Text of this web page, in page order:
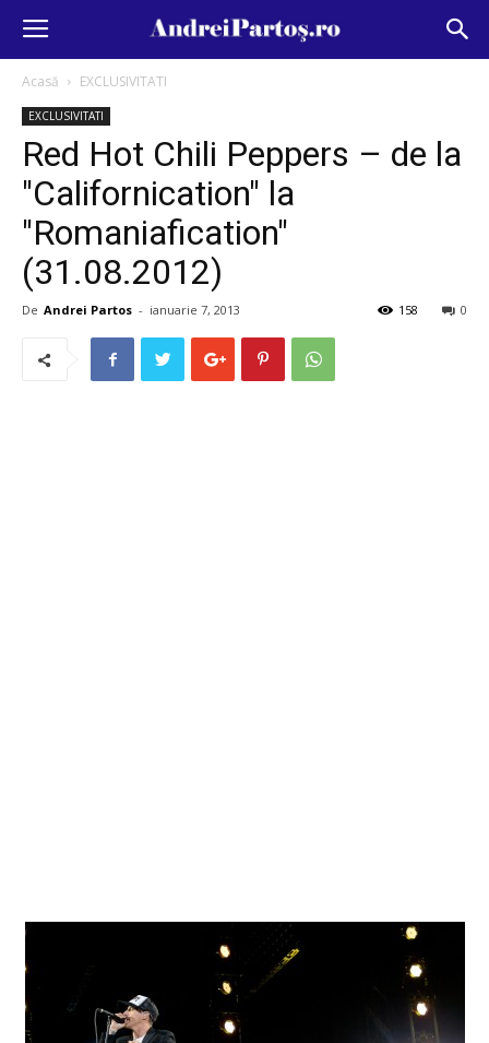
Acasă EXCLUSIVITATI
EXCLUSIVITATI
Red Hot Chili Peppers – de la
"Californication" la
"Romaniafication"
(31.08.2012)
De Andrei Partos - ianuarie 7, 2013 0
158